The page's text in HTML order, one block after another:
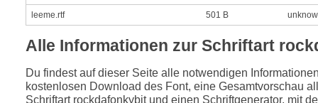
leeme.rtf 501 B
Alle Informationen zur Schriftart
Du findest auf dieser Seite alle notwendigen
kostenlosen Download des Font, eine Gesamtvorschau
Schriftart rockdafonkybit und einen Schriftgenerator, mit